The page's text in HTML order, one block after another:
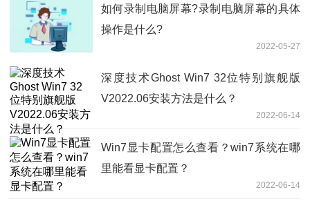
如何录制电脑屏幕?录制电脑屏幕的具体
操作是什么?
2022-05-27
深度技术Ghost Win7 32位特别旗舰版
V2022.06安装方法是什么？
2022-06-14
Win7显卡配置怎么查看？win7系统在哪
里能看显卡配置？
2022-06-14